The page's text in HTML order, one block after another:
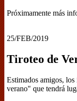
Próximamente más
25/FEB/2019
Tiroteo de
Estimados amigos,
verano" que tendrá